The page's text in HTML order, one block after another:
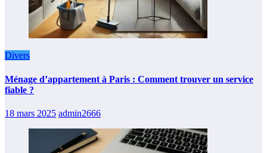
Divers
Ménage d’appartement à Paris : Comment trouver un service
fiable ?
18 mars 2025 admin2666